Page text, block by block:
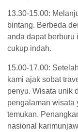
13.30-15.00:
bintang. Berbeda
anda dapat berburu
cukup indah.
15.00-17.00:
kami ajak sobat
penyu. Wisata unik
pengalaman wisata
temukan.
nasional